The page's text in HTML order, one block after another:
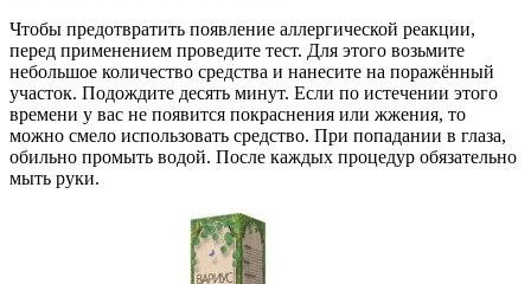
Чтобы предотвратить появление аллергической реакции,
перед применением проведите тест. Для этого возьмите
небольшое количество средства и нанесите на поражённый
участок. Подождите десять минут. Если по истечении этого
времени у вас не появится покраснения или жжения, то
можно смело использовать средство. При попадании в глаза,
обильно промыть водой. После каждых процедур обязательно
мыть руки.